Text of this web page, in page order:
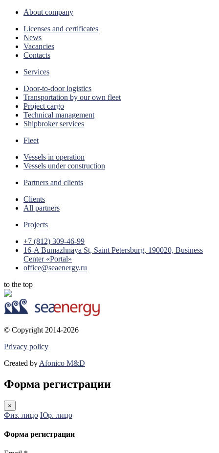
About company
Licenses and certificates
News
Vacancies
Contacts
Services
Door-to-door logistics
Transportation by our own fleet
Project cargo
Technical management
Shipbroker services
Fleet
Vessels in operation
Vessels under construction
Partners and clients
Clients
All partners
Projects
+7 (812) 309-46-99
16-A Bumazhnaya St, Saint Petersburg, 190020, Business
Center «Portal»
office@seaenergy.ru
to the top
© Copyright 2014-2026
Privacy policy
Created by Afonico M&D
Форма регистрации
×
Физ. лицо Юр. лицо
Форма регистрации